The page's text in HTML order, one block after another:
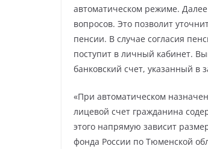
автоматическом режиме.
вопросов. Это позволит
пенсии. В случае согласия
поступит в личный кабинет.
банковский счет, указанный в
«При автоматическом
лицевой счет гражданина
этого напрямую зависит
фонда России по Тюменской